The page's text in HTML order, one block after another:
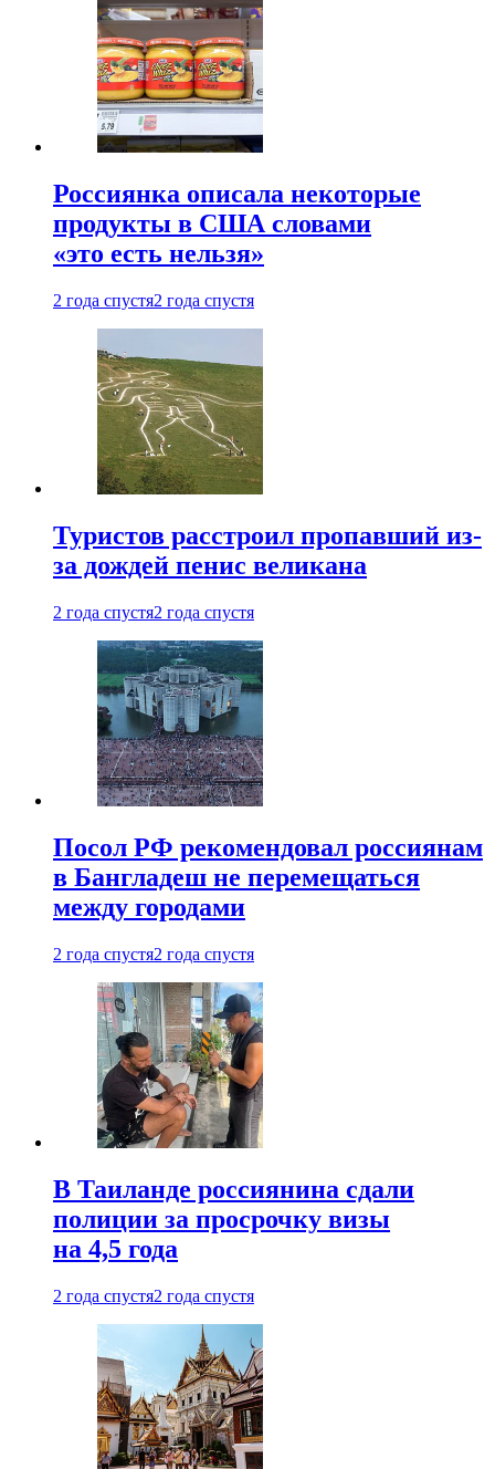
Россиянка описала некоторые
продукты в США словами
«это есть нельзя»
2 года спустя2 года спустя
Туристов расстроил пропавший из-
за дождей пенис великана
2 года спустя2 года спустя
Посол РФ рекомендовал россиянам
в Бангладеш не перемещаться
между городами
2 года спустя2 года спустя
В Таиланде россиянина сдали
полиции за просрочку визы
на 4,5 года
2 года спустя2 года спустя